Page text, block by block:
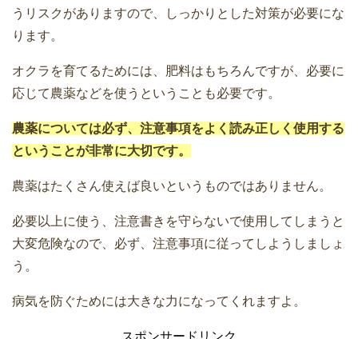
うリスクがありますので、しっかりとした対策が必要にな
ります。
オクラを育てるためには、肥料はもちろんですが、必要に
応じて農薬などを使うということも必要です。
農薬については必ず、注意事項をよく読み正しく使用する
ということが非常に大切です。
農薬はたくさん使えば良いというものではありません。
必要以上に使う、注意書きを守らないで使用してしまうと
大変危険なので、必ず、注意事項に従ってしようしましょ
う。
病気を防ぐためには大きな力になってくれますよ。